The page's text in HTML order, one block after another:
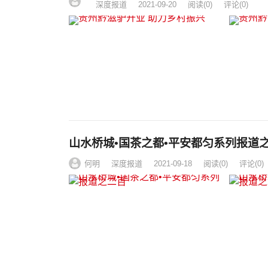
深度报道 2021-09-20 阅读(0) 评论(0)
山水桥城•国茶之都•平安都匀系列报道
何明 深度报道 2021-09-18 阅读(0) 评论(0)